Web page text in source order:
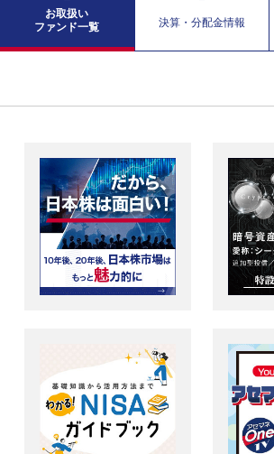
お取扱い
ファンド一覧
決算・分配金情報